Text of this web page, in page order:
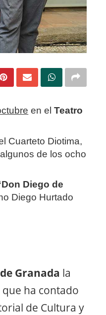
en elTeatro
Cuarteto Diotima,
de los ocho
Diego de
Diego Hurtado
Granada la
ha contado
de Cultura y